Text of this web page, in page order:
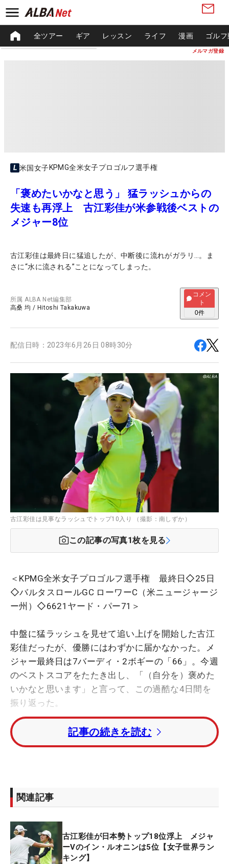
メルマガ登録
全ツアー ギア レッスン ライフ 漫画 ゴル
米国女子KPMG全米女子プロゴルフ選手権
「褒めたいかなと思う」 猛ラッシュからの
失速も再浮上 古江彩佳が米参戦後ベストの
メジャー8位
古江彩佳は最終日に猛追したが、中断後に流れがガラリ…。ま
さに“水に流される”ことになってしまった。
所属ALBA Net編集部
高桑 均 / Hitoshi Takakuwa
コメン
ト
0件
配信日時： 2023年6月26日 08時30分
古江彩佳は見事なラッシュでトップ10入り （撮影：南しずか）
この記事の写真1枚を見る
＜KPMG全米女子プロゴルフ選手権 最終日◇25日
◇バルタスロールGC ローワーC（米ニュージャージ
ー州）◇6621ヤード・パー71＞
中盤に猛ラッシュを見せて追い上げを開始した古江
彩佳だったが、優勝にはわずかに届かなかった。メ
ジャー最終日は7バーディ・2ボギーの「66」。今週
のベストスコアをたたき出し、「（自分を）褒めた
いかなと思います」と言って、この過酷な4日間を
振り返った。
首位と7打差からのスタートで難関1番をバーディ発
進。その後もしっかりとパーを並べると7番のパー5
気にリーダーボードを駆け上がっていった。
パターを決めていければ、うまくプレッシャーを与
えられる。いいゴルフをしていけば、という風には
思ってた」と上位をにらみ、さらにペースを上げ
記事の続きを読む
関連記事
古江彩佳が日本勢トップ18位浮上 メジャ
ーVのイン・ルオニンは5位【女子世界ラン
キング】